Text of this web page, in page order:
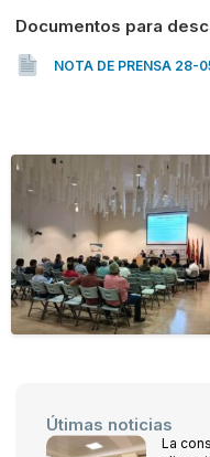
Documentos para
NOTA DE PRENSA 28-
Útimas noticias
La